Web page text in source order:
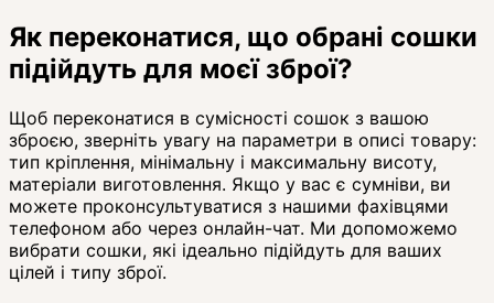
Як переконатися, що обрані сошки
підійдуть для моєї зброї?
Щоб переконатися в сумісності сошок з вашою
зброєю, зверніть увагу на параметри в описі товару:
тип кріплення, мінімальну і максимальну висоту,
матеріали виготовлення. Якщо у вас є сумніви, ви
можете проконсультуватися з нашими фахівцями
телефоном або через онлайн-чат. Ми допоможемо
вибрати сошки, які ідеально підійдуть для ваших
цілей і типу зброї.